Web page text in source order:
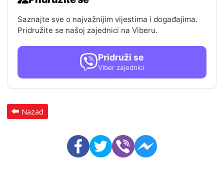
Saznajte sve o najvažnijim vijestima i događajima.
Pridružite se našoj zajednici na Viberu.
Pridruži se
Viber zajednici
Nazad